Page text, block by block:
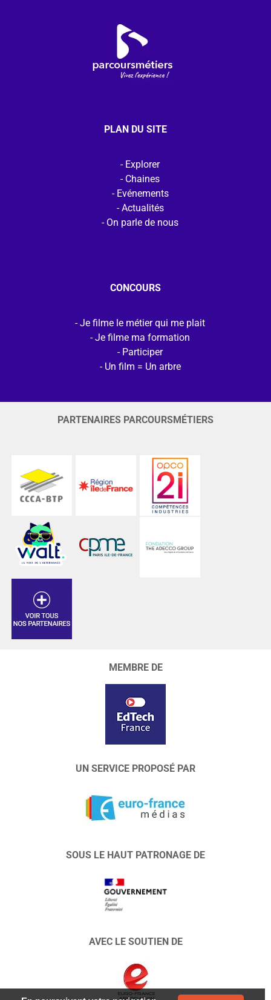
PLAN DU SITE
Explorer
Chaines
Evénements
Actualités
On parle de nous
CONCOURS
Je filme le métier qui me plait
Je filme ma formation
Participer
Un film = Un arbre
PARTENAIRES PARCOURSMÉTIERS
MEMBRE DE
UN SERVICE PROPOSÉ PAR
SOUS LE HAUT PATRONAGE DE
AVEC LE SOUTIEN DE